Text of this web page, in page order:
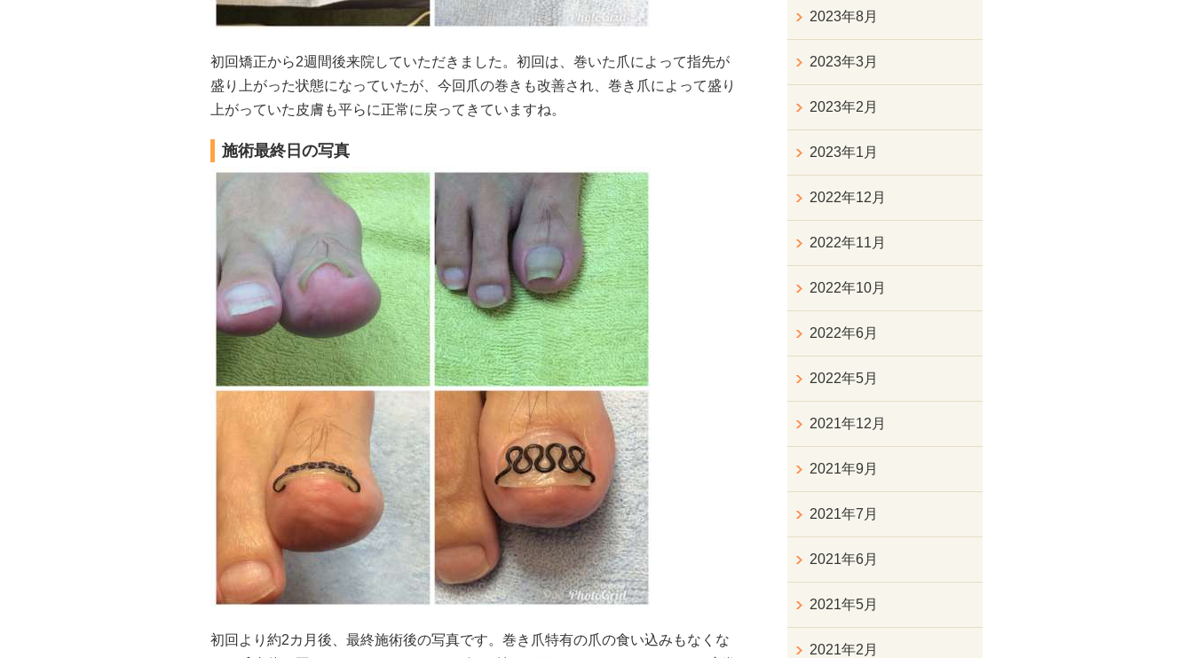
初回矯正から2週間後来院していただきました。初回は、巻いた爪によって指先が
盛り上がった状態になっていたが、今回爪の巻きも改善され、巻き爪によって盛り
上がっていた皮膚も平らに正常に戻ってきていますね。
施術最終日の写真
初回より約2カ月後、最終施術後の写真です。巻き爪特有の爪の食い込みもなくな
2023年8月
2023年3月
2023年2月
2023年1月
2022年12月
2022年11月
2022年10月
2022年6月
2022年5月
2021年12月
2021年9月
2021年7月
2021年6月
2021年5月
2021年2月